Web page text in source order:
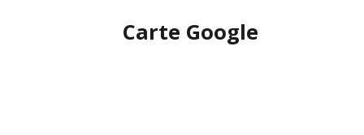
Carte Google